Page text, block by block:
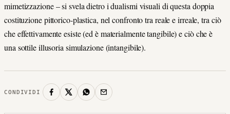
mimetizzazione – si svela dietro i dualismi visuali di questa doppia
costituzione pittorico-plastica, nel confronto tra reale e irreale, tra ciò
che effettivamente esiste (ed è materialmente tangibile) e ciò che è
una sottile illusoria simulazione (intangibile).
CONDIVIDI